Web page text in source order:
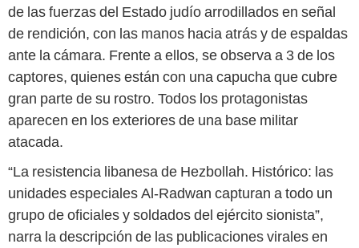
de las fuerzas del Estado judío arrodillados en señal
de rendición, con las manos hacia atrás y de espaldas
ante la cámara. Frente a ellos, se observa a 3 de los
captores, quienes están con una capucha que cubre
gran parte de su rostro. Todos los protagonistas
aparecen en los exteriores de una base militar
atacada.
“La resistencia libanesa de Hezbollah. Histórico: las
unidades especiales Al-Radwan capturan a todo un
grupo de oficiales y soldados del ejército sionista”,
narra la descripción de las publicaciones virales en